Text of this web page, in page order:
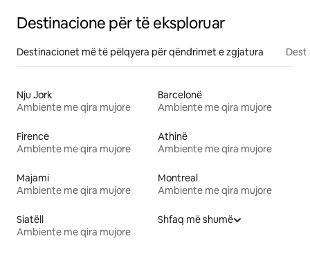
Destinacione për të eksploruar
Destinacionet më të pëlqyera për qëndrimet e zgjatura
Nju Jork
Ambiente me qira mujore
Barcelonë
Ambiente me qira mujore
Firence
Ambiente me qira mujore
Athinë
Ambiente me qira mujore
Majami
Ambiente me qira mujore
Montreal
Ambiente me qira mujore
Siatëll
Ambiente me qira mujore
Shfaq më shumë